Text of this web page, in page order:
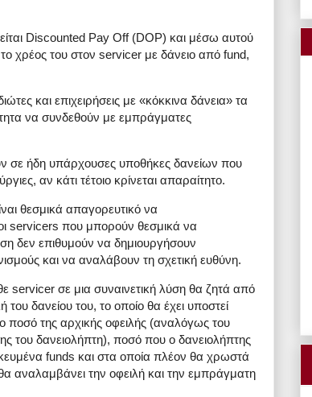
Discounted Pay Off (DOP) και μέσω αυτού
χρέος του στον servicer με δάνειο από fund,
και επιχειρήσεις με «κόκκινα δάνεια» τα
να συνδεθούν με εμπράγματες
σε ήδη υπάρχουσες υποθήκες δανείων που
αν κάτι τέτοιο κρίνεται απαραίτητο.
θεσμικά απαγορευτικό να
servicers που μπορούν θεσμικά να
δεν επιθυμούν να δημιουργήσουν
και να αναλάβουν τη σχετική ευθύνη.
servicer σε μια συναινετική λύση θα ζητά από
δανείου του, το οποίο θα έχει υποστεί
ποσό της αρχικής οφειλής (αναλόγως του
του δανειολήπτη), ποσό που ο δανειολήπτης
funds και στα οποία πλέον θα χρωστά
αναλαμβάνει την οφειλή και την εμπράγματη